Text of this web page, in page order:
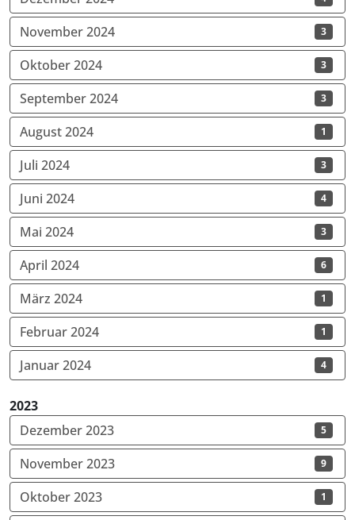
November 2024 3
Oktober 2024 3
September 2024 3
August 2024 1
Juli 2024 3
Juni 2024 4
Mai 2024 3
April 2024 6
März 2024 1
Februar 2024 1
Januar 2024 4
2023
Dezember 2023
5
November 2023 9
Oktober 2023 1